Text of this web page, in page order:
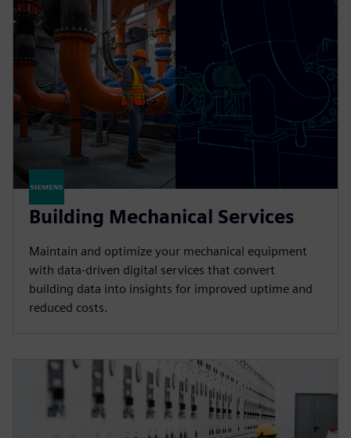
Building Mechanical Services
Maintain and optimize your mechanical equipment
with data-driven digital services that convert
building data into insights for improved uptime and
reduced costs.